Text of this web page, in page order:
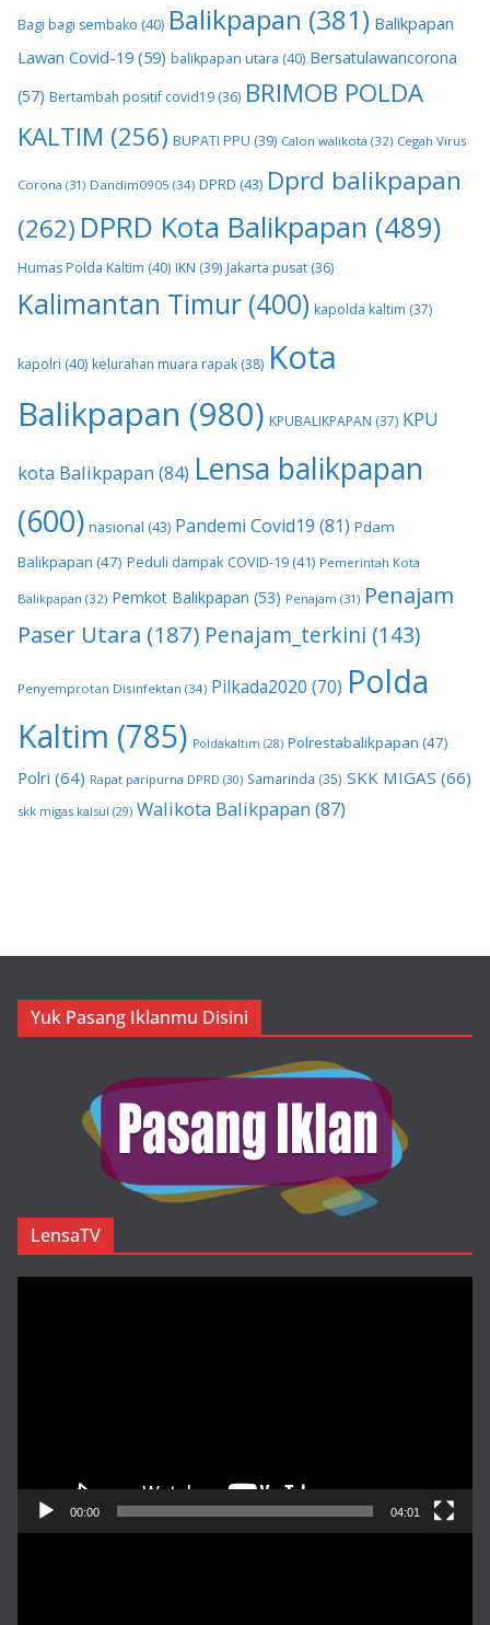
Bagi bagi sembako (40) Balikpapan (381) Balikpapan
Lawan Covid-19 (59) balikpapan utara (40) Bersatulawancorona
(57) Bertambah positif covid19 (36) BRIMOB POLDA
KALTIM (256) BUPATI PPU (39) Calon walikota (32) Cegah Virus
Corona (31) Dandim0905 (34) DPRD (43) Dprd balikpapan
(262) DPRD Kota Balikpapan (489)
Humas Polda Kaltim (40) IKN (39) Jakarta pusat (36)
Kalimantan Timur (400) kapolda kaltim (37)
kapolri (40) kelurahan muara rapak (38) Kota
Balikpapan (980) KPUBALIKPAPAN (37) KPU
kota Balikpapan (84) Lensa balikpapan
(600) nasional (43) Pandemi Covid19 (81) Pdam
Balikpapan (47) Peduli dampak COVID-19 (41) Pemerintah Kota
Balikpapan (32) Pemkot Balikpapan (53) Penajam (31) Penajam
Paser Utara (187) Penajam_terkini (143)
Penyemprotan Disinfektan (34) Pilkada2020 (70) Polda
Kaltim (785) Poldakaltim (28) Polrestabalikpapan (47)
Polri (64) Rapat paripurna DPRD (30) Samarinda (35) SKK MIGAS (66)
skk migas kalsul (29) Walikota Balikpapan (87)
Yuk Pasang Iklanmu Disini
LensaTV
00:00 04:01